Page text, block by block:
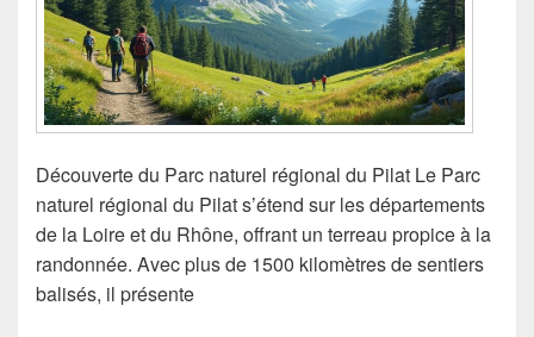
Découverte du Parc naturel régional du Pilat Le Parc
naturel régional du Pilat s’étend sur les départements
de la Loire et du Rhône, offrant un terreau propice à la
randonnée. Avec plus de 1500 kilomètres de sentiers
balisés, il présente